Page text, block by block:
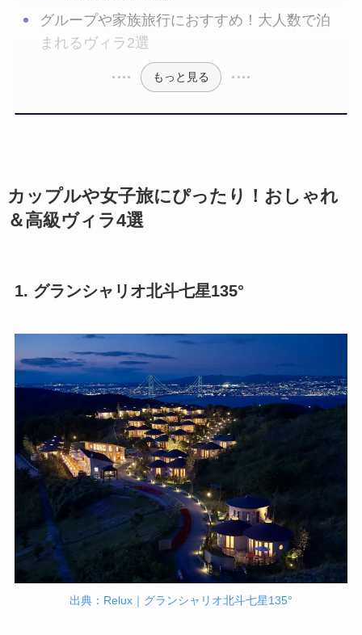
グループや家族旅行におすすめ！大人数で泊
まれるヴィラ2選
もっと見る
カップルや女子旅にぴったり！おしゃれ
＆高級ヴィラ4選
1. グランシャリオ北斗七星135°
出典：Relux｜グランシャリオ北斗七星135°